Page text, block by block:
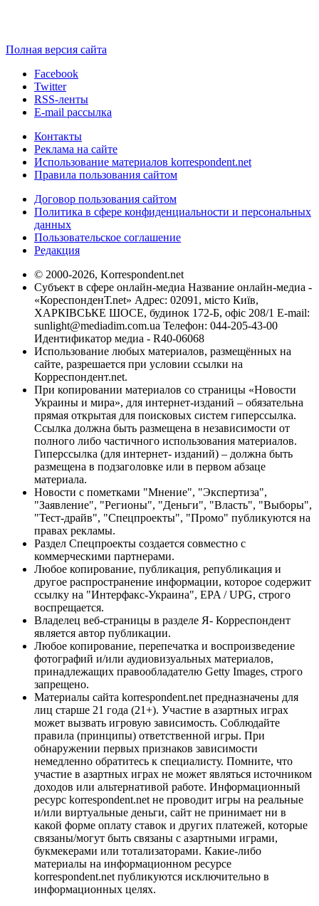
Полная версия сайта
Facebook
Twitter
RSS-ленты
E-mail рассылка
Контакты
Реклама на сайте
Использование материалов korrespondent.net
Правила пользования сайтом
Договор пользования сайтом
Политика в сфере конфиденциальности и персональных
данных
Пользовательское соглашение
Редакция
© 2000-2026, Korrespondent.net
Субъект в сфере онлайн-медиа Название онлайн-медиа -
«КореспонденТ.net» Адрес: 02091, місто Київ,
ХАРКІВСЬКЕ ШОСЕ, будинок 172-Б, офіс 208/1 E-mail:
sunlight@mediadim.com.ua Телефон: 044-205-43-00
Идентификатор медиа - R40-06068
Использование любых материалов, размещённых на
сайте, разрешается при условии ссылки на
Корреспондент.net.
При копировании материалов со страницы «Новости
Украины и мира», для интернет-изданий – обязательна
прямая открытая для поисковых систем гиперссылка.
Ссылка должна быть размещена в независимости от
полного либо частичного использования материалов.
Гиперссылка (для интернет- изданий) – должна быть
размещена в подзаголовке или в первом абзаце
материала.
Новости с пометками "Мнение", "Экспертиза",
"Заявление", "Регионы", "Деньги", "Власть", "Выборы",
"Тест-драйв", "Спецпроекты", "Промо" публикуются на
правах рекламы.
Раздел Спецпроекты создается совместно с
коммерческими партнерами.
Любое копирование, публикация, републикация и
другое распространение информации, которое содержит
ссылку на "Интерфакс-Украина", EPA / UPG, строго
воспрещается.
Владелец веб-страницы в разделе Я- Корреспондент
является автор публикации.
Любое копирование, перепечатка и воспроизведение
фотографий и/или аудиовизуальных материалов,
принадлежащих правообладателю Getty Images, строго
запрещено.
Материалы сайта korrespondent.net предназначены для
лиц старше 21 года (21+). Участие в азартных играх
может вызвать игровую зависимость. Соблюдайте
правила (принципы) ответственной игры. При
обнаружении первых признаков зависимости
немедленно обратитесь к специалисту. Помните, что
участие в азартных играх не может являться источником
доходов или альтернативой работе. Информационный
ресурс korrespondent.net не проводит игры на реальные
и/или виртуальные деньги, сайт не принимает ни в
какой форме оплату ставок и других платежей, которые
связаны/могут быть связаны с азартными играми,
букмекерами или тотализаторами. Какие-либо
материалы на информационном ресурсе
korrespondent.net публикуются исключительно в
информационных целях.